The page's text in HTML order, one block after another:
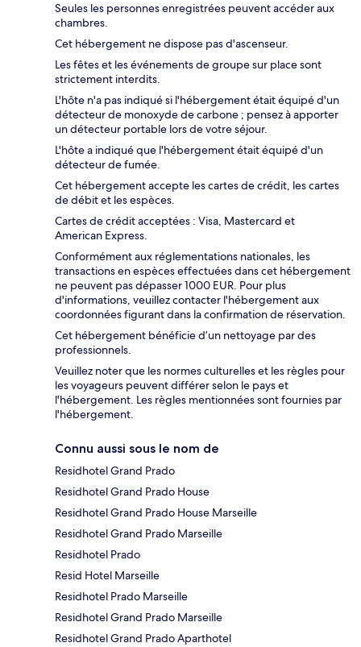
Seules les personnes enregistrées peuvent accéder aux
chambres.
Cet hébergement ne dispose pas d'ascenseur.
Les fêtes et les événements de groupe sur place sont
strictement interdits.
L'hôte n'a pas indiqué si l'hébergement était équipé d'un
détecteur de monoxyde de carbone ; pensez à apporter
un détecteur portable lors de votre séjour.
L'hôte a indiqué que l'hébergement était équipé d'un
détecteur de fumée.
Cet hébergement accepte les cartes de crédit, les cartes
de débit et les espèces.
Cartes de crédit acceptées : Visa, Mastercard et
American Express.
Conformément aux réglementations nationales, les
transactions en espèces effectuées dans cet hébergement
ne peuvent pas dépasser 1000 EUR. Pour plus
d'informations, veuillez contacter l'hébergement aux
coordonnées figurant dans la confirmation de réservation.
Cet hébergement bénéficie d’un nettoyage par des
professionnels.
Veuillez noter que les normes culturelles et les règles pour
les voyageurs peuvent différer selon le pays et
l'hébergement. Les règles mentionnées sont fournies par
l'hébergement.
Connu aussi sous le nom de
Residhotel Grand Prado
Residhotel Grand Prado House
Residhotel Grand Prado House Marseille
Residhotel Grand Prado Marseille
Residhotel Prado
Resid Hotel Marseille
Residhotel Prado Marseille
Residhotel Grand Prado Marseille
Residhotel Grand Prado Aparthotel